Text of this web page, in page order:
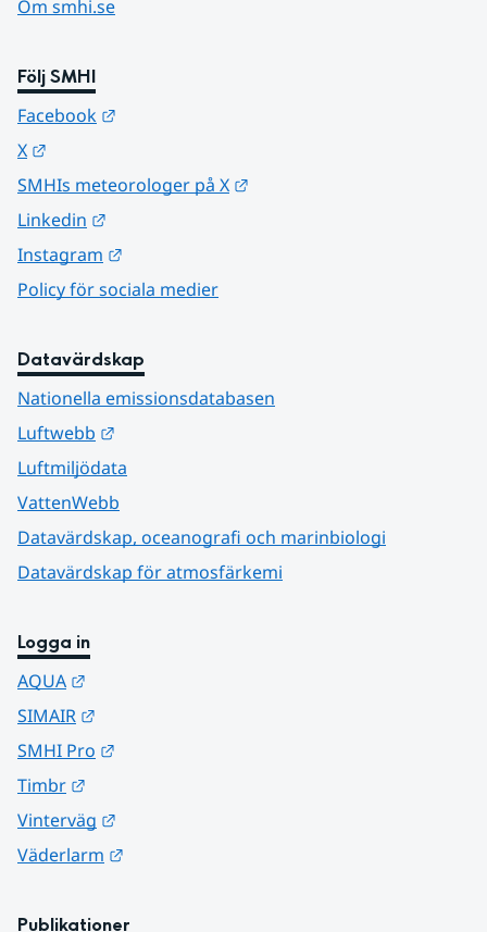
Om smhi.se
Följ SMHI
Facebook
X
SMHIs meteorologer på X
Linkedin
Instagram
Policy för sociala medier
Datavärdskap
Nationella emissionsdatabasen
Luftwebb
Luftmiljödata
VattenWebb
Datavärdskap, oceanografi och marinbiologi
Datavärdskap för atmosfärkemi
Logga in
AQUA
SIMAIR
SMHI Pro
Timbr
Vinterväg
Väderlarm
Publikationer